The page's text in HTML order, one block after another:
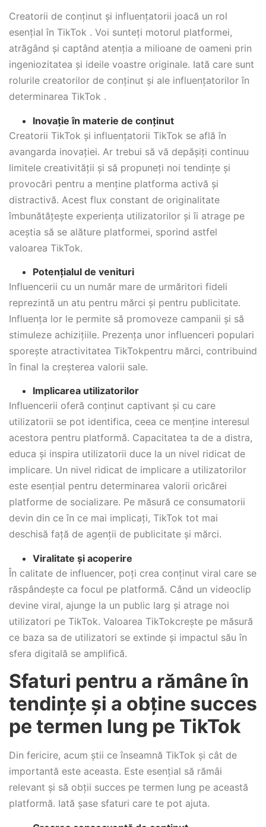
Creatorii de conținut și influențatorii joacă un rol
esențial în TikTok . Voi sunteți motorul platformei,
atrăgând și captând atenția a milioane de oameni prin
ingeniozitatea și ideile voastre originale. Iată care sunt
rolurile creatorilor de conținut și ale influențatorilor în
determinarea TikTok .
Inovație în materie de conținut
Creatorii TikTok și influențatorii TikTok se află în
avangarda inovației. Ar trebui să vă depășiți continuu
limitele creativității și să propuneți noi tendințe și
provocări pentru a menține platforma activă și
distractivă. Acest flux constant de originalitate
îmbunătățește experiența utilizatorilor și îi atrage pe
aceștia să se alăture platformei, sporind astfel
valoarea TikTok.
Potențialul de venituri
Influencerii cu un număr mare de urmăritori fideli
reprezintă un atu pentru mărci și pentru publicitate.
Influența lor le permite să promoveze campanii și să
stimuleze achizițiile. Prezența unor influenceri populari
sporește atractivitatea TikTokpentru mărci, contribuind
în final la creșterea valorii sale.
Implicarea utilizatorilor
Influencerii oferă conținut captivant și cu care
utilizatorii se pot identifica, ceea ce menține interesul
acestora pentru platformă. Capacitatea ta de a distra,
educa și inspira utilizatorii duce la un nivel ridicat de
implicare. Un nivel ridicat de implicare a utilizatorilor
este esențial pentru determinarea valorii oricărei
platforme de socializare. Pe măsură ce consumatorii
devin din ce în ce mai implicați, TikTok tot mai
deschisă față de agenții de publicitate și mărci.
Viralitate și acoperire
În calitate de influencer, poți crea conținut viral care se
răspândește ca focul pe platformă. Când un videoclip
devine viral, ajunge la un public larg și atrage noi
utilizatori pe TikTok. Valoarea TikTokcrește pe măsură
ce baza sa de utilizatori se extinde și impactul său în
sfera digitală se amplifică.
Sfaturi pentru a rămâne în
tendințe și a obține succes
pe termen lung pe TikTok
Din fericire, acum știi ce înseamnă TikTok și cât de
importantă este aceasta. Este esențial să rămâi
relevant și să obții succes pe termen lung pe această
platformă. Iată șase sfaturi care te pot ajuta.